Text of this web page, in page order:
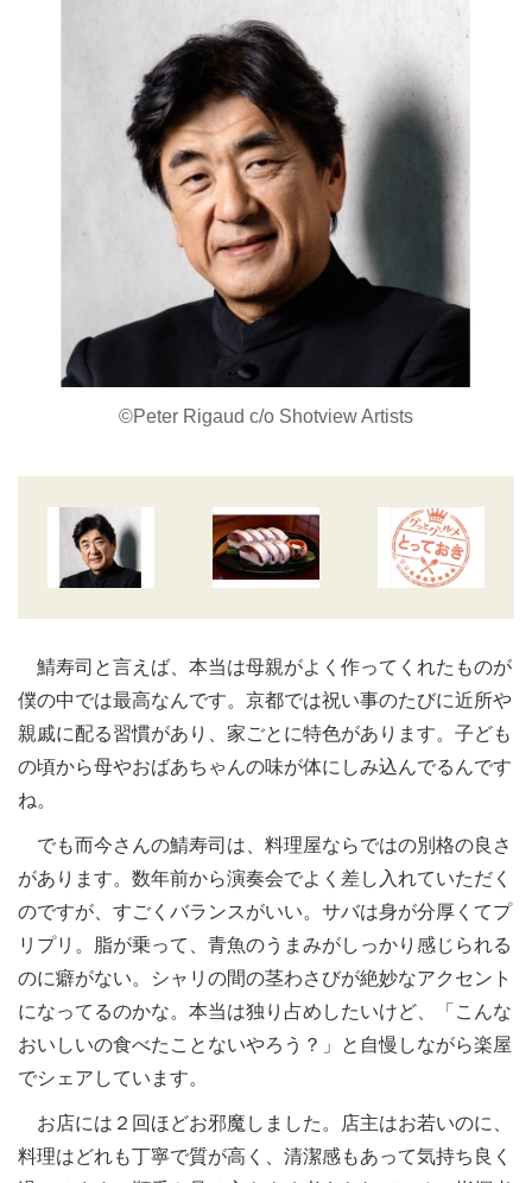
©Peter Rigaud c/o Shotview Artists
鯖寿司と言えば、本当は母親がよく作ってくれたものが
僕の中では最高なんです。京都では祝い事のたびに近所や
親戚に配る習慣があり、家ごとに特色があります。子ども
の頃から母やおばあちゃんの味が体にしみ込んでるんです
ね。
でも而今さんの鯖寿司は、料理屋ならではの別格の良さ
があります。数年前から演奏会でよく差し入れていただく
のですが、すごくバランスがいい。サバは身が分厚くてプ
リプリ。脂が乗って、青魚のうまみがしっかり感じられる
のに癖がない。シャリの間の茎わさびが絶妙なアクセント
になってるのかな。本当は独り占めしたいけど、「こんな
おいしいの食べたことないやろう？」と自慢しながら楽屋
でシェアしています。
お店には２回ほどお邪魔しました。店主はお若いのに、
料理はどれも丁寧で質が高く、清潔感もあって気持ち良く